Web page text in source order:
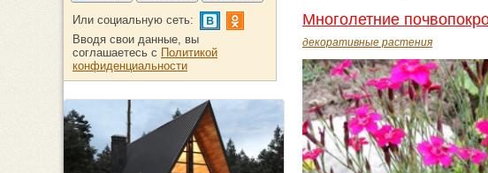
Многолетние
декоративные растения
Или социальную сеть:
Вводя свои данные, вы
соглашаетесь с Политикой
конфиденциальности